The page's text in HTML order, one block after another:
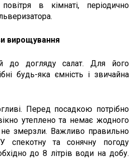
в кімнаті, періодично
вирощування
до догляду салат. Для його
будь-яка ємність і звичайна
Перед посадкою потрібно
утеплено та немає жодного
змерзли. Важливо правильно
спекотну та сонячну погоду
до 8 літрів води на добу.